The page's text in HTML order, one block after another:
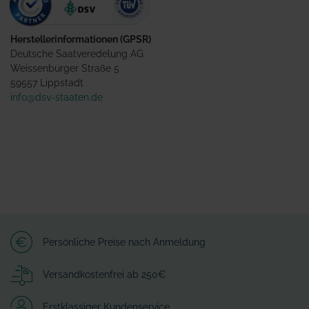
Herstellerinformationen (GPSR)
Deutsche Saatveredelung AG
Weissenburger Straße 5
59557 Lippstadt
info@dsv-staaten.de
Persönliche Preise nach Anmeldung
Versandkostenfrei ab 250€
Erstklassiger Kundenservice